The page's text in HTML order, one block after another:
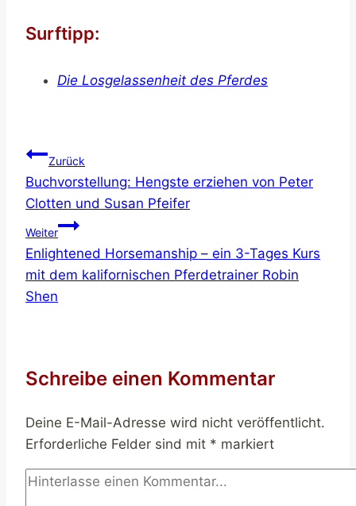
Surftipp:
Die Losgelassenheit des Pferdes
Beitragsnavigation
Zurück
Buchvorstellung: Hengste erziehen von Peter
Clotten und Susan Pfeifer
Weiter
Enlightened Horsemanship – ein 3-Tages Kurs
mit dem kalifornischen Pferdetrainer Robin
Shen
Schreibe einen Kommentar
Deine E-Mail-Adresse wird nicht veröffentlicht.
Erforderliche Felder sind mit * markiert